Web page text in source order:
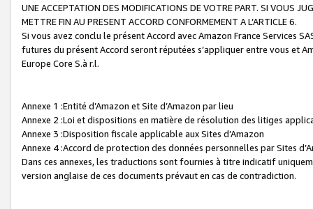
UNE ACCEPTATION DES MODIFICATIONS DE VOTRE PART. SI VOUS
METTRE FIN AU PRESENT ACCORD CONFORMEMENT A L’ARTICLE 6.
Si vous avez conclu le présent Accord avec Amazon France Services
futures du présent Accord seront réputées s’appliquer entre vous et
Europe Core S.à r.l.
Annexe 1 :Entité d’Amazon et Site d’Amazon par lieu
Annexe 2 :Loi et dispositions en matière de résolution des litiges
Annexe 3 :Disposition fiscale applicable aux Sites d’Amazon
Annexe 4 :Accord de protection des données personnelles par Sites
Dans ces annexes, les traductions sont fournies à titre indicatif
version anglaise de ces documents prévaut en cas de contradiction.